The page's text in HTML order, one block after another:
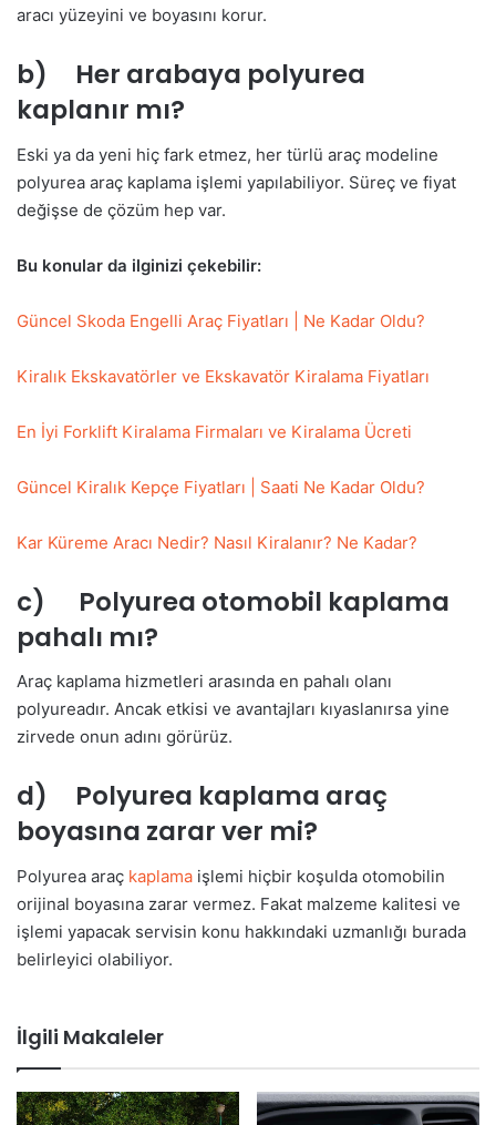
aracı yüzeyini ve boyasını korur.
b) Her arabaya polyurea
kaplanır mı?
Eski ya da yeni hiç fark etmez, her türlü araç modeline
polyurea araç kaplama işlemi yapılabiliyor. Süreç ve fiyat
değişse de çözüm hep var.
Bu konular da ilginizi çekebilir:
Güncel Skoda Engelli Araç Fiyatları | Ne Kadar Oldu?
Kiralık Ekskavatörler ve Ekskavatör Kiralama Fiyatları
En İyi Forklift Kiralama Firmaları ve Kiralama Ücreti
Güncel Kiralık Kepçe Fiyatları | Saati Ne Kadar Oldu?
Kar Küreme Aracı Nedir? Nasıl Kiralanır? Ne Kadar?
c) Polyurea otomobil kaplama
pahalı mı?
Araç kaplama hizmetleri arasında en pahalı olanı
polyureadır. Ancak etkisi ve avantajları kıyaslanırsa yine
zirvede onun adını görürüz.
d) Polyurea kaplama araç
boyasına zarar ver mi?
Polyurea araç kaplama işlemi hiçbir koşulda otomobilin
orijinal boyasına zarar vermez. Fakat malzeme kalitesi ve
işlemi yapacak servisin konu hakkındaki uzmanlığı burada
belirleyici olabiliyor.
İlgili Makaleler